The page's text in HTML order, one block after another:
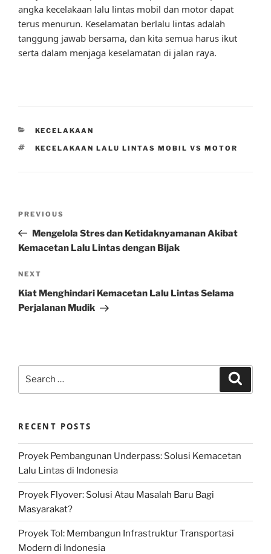
angka kecelakaan lalu lintas mobil dan motor dapat
terus menurun. Keselamatan berlalu lintas adalah
tanggung jawab bersama, dan kita semua harus ikut
serta dalam menjaga keselamatan di jalan raya.
CATEGORIES
KECELAKAAN
TAGS
KECELAKAAN LALU LINTAS MOBIL VS MOTOR
Previous
Post
PREVIOUS
Mengelola Stres dan Ketidaknyamanan Akibat
Kemacetan Lalu Lintas dengan Bijak
Next
Post
NEXT
Kiat Menghindari Kemacetan Lalu Lintas Selama
Perjalanan Mudik
RECENT POSTS
Proyek Pembangunan Underpass: Solusi Kemacetan
Lalu Lintas di Indonesia
Proyek Flyover: Solusi Atau Masalah Baru Bagi
Masyarakat?
Proyek Tol: Membangun Infrastruktur Transportasi
Modern di Indonesia